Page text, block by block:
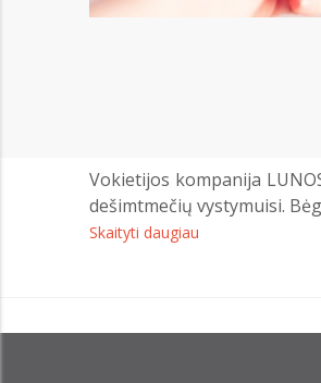
Vokietijos kompanija
dešimtmečių vystymuisi.
Skaityti daugiau